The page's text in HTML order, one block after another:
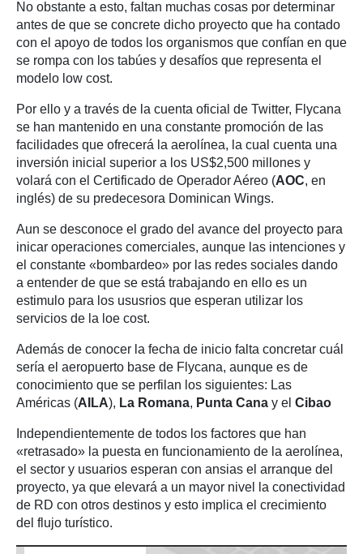
No obstante a esto, faltan muchas cosas por determinar
antes de que se concrete dicho proyecto que ha contado
con el apoyo de todos los organismos que confían en que
se rompa con los tabúes y desafíos que representa el
modelo low cost.
Por ello y a través de la cuenta oficial de Twitter, Flycana
se han mantenido en una constante promoción de las
facilidades que ofrecerá la aerolínea, la cual cuenta una
inversión inicial superior a los US$2,500 millones y
volará con el Certificado de Operador Aéreo (AOC, en
inglés) de su predecesora Dominican Wings.
Aun se desconoce el grado del avance del proyecto para
inicar operaciones comerciales, aunque las intenciones y
el constante «bombardeo» por las redes sociales dando
a entender de que se está trabajando en ello es un
estimulo para los ususrios que esperan utilizar los
servicios de la loe cost.
Además de conocer la fecha de inicio falta concretar cuál
sería el aeropuerto base de Flycana, aunque es de
conocimiento que se perfilan los siguientes: Las
Américas (AILA), La Romana, Punta Cana y el Cibao
Independientemente de todos los factores que han
«retrasado» la puesta en funcionamiento de la aerolínea,
el sector y usuarios esperan con ansias el arranque del
proyecto, ya que elevará a un mayor nivel la conectividad
de RD con otros destinos y esto implica el crecimiento
del flujo turístico.